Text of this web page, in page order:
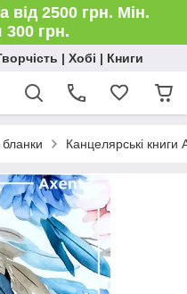
від 2500 грн. Мін.
грн.
| Хобі | Книги
Канцелярські книги